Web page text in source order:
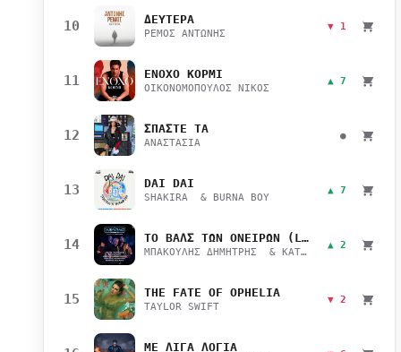
10 ΔΕΥΤΕΡΑ
ΡΕΜΟΣ ΑΝΤΩΝΗΣ
▼ 1
11 ΕΝΟΧΟ ΚΟΡΜΙ
ΟΙΚΟΝΟΜΟΠΟΥΛΟΣ ΝΙΚΟΣ
▲ 7
12 ΣΠΑΣΤΕ ΤΑ
ΑΝΑΣΤΑΣΙΑ
●
13 DAI DAI
SHAKIRA & BURNA BOY
▲ 7
14 ΤΟ ΒΑΛΣ ΤΩΝ ΟΝΕΙΡΩΝ (LIVE)
ΜΠΑΚΟΥΛΗΣ ΔΗΜΗΤΡΗΣ & ΚΑΤΣΙΜΙΧΑ ΜΑΡΙΑΝΑ
▲ 2
15 THE FATE OF OPHELIA
TAYLOR SWIFT
▼ 2
ΜΕ ΛΙΓΑ ΛΟΓΙΑ